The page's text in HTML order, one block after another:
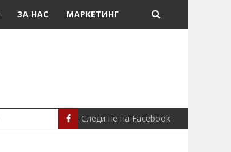
ЗА НАС МАРКЕТИНГ
СЦЕНА ЛЕПА БРЕНА
Следи не на Facebook